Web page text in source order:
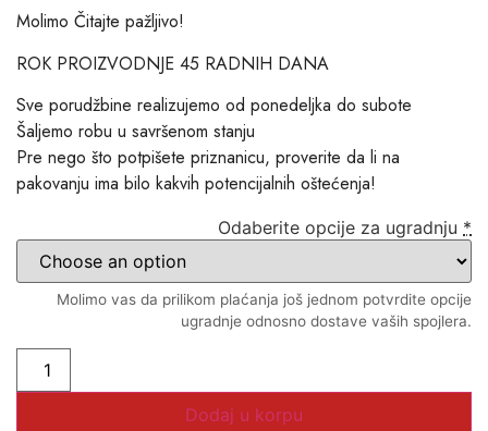
Molimo Čitajte pažljivo!
ROK PROIZVODNJE 45 RADNIH DANA
Sve porudžbine realizujemo od ponedeljka do subote
Šaljemo robu u savršenom stanju
Pre nego što potpišete priznanicu, proverite da li na
pakovanju ima bilo kakvih potencijalnih oštećenja!
Odaberite opcije za ugradnju *
Molimo vas da prilikom plaćanja još jednom potvrdite opcije
ugradnje odnosno dostave vaših spojlera.
Dodaj u korpu